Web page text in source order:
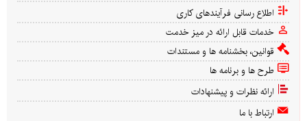
اطلاع رسانی فرآیندهای کاری
خدمات قابل ارائه در میز خدمت
قوانین، بخشنامه ها و مستندات
طرح ها و برنامه ها
ارائه نظرات و پیشنهادات
ارتباط با ما